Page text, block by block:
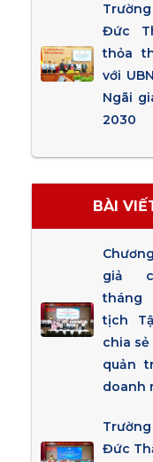
Đức
thỏa
với
Ngãi
2030
BÀI
giả
tháng
tịch
chia
quản
doanh
Đức